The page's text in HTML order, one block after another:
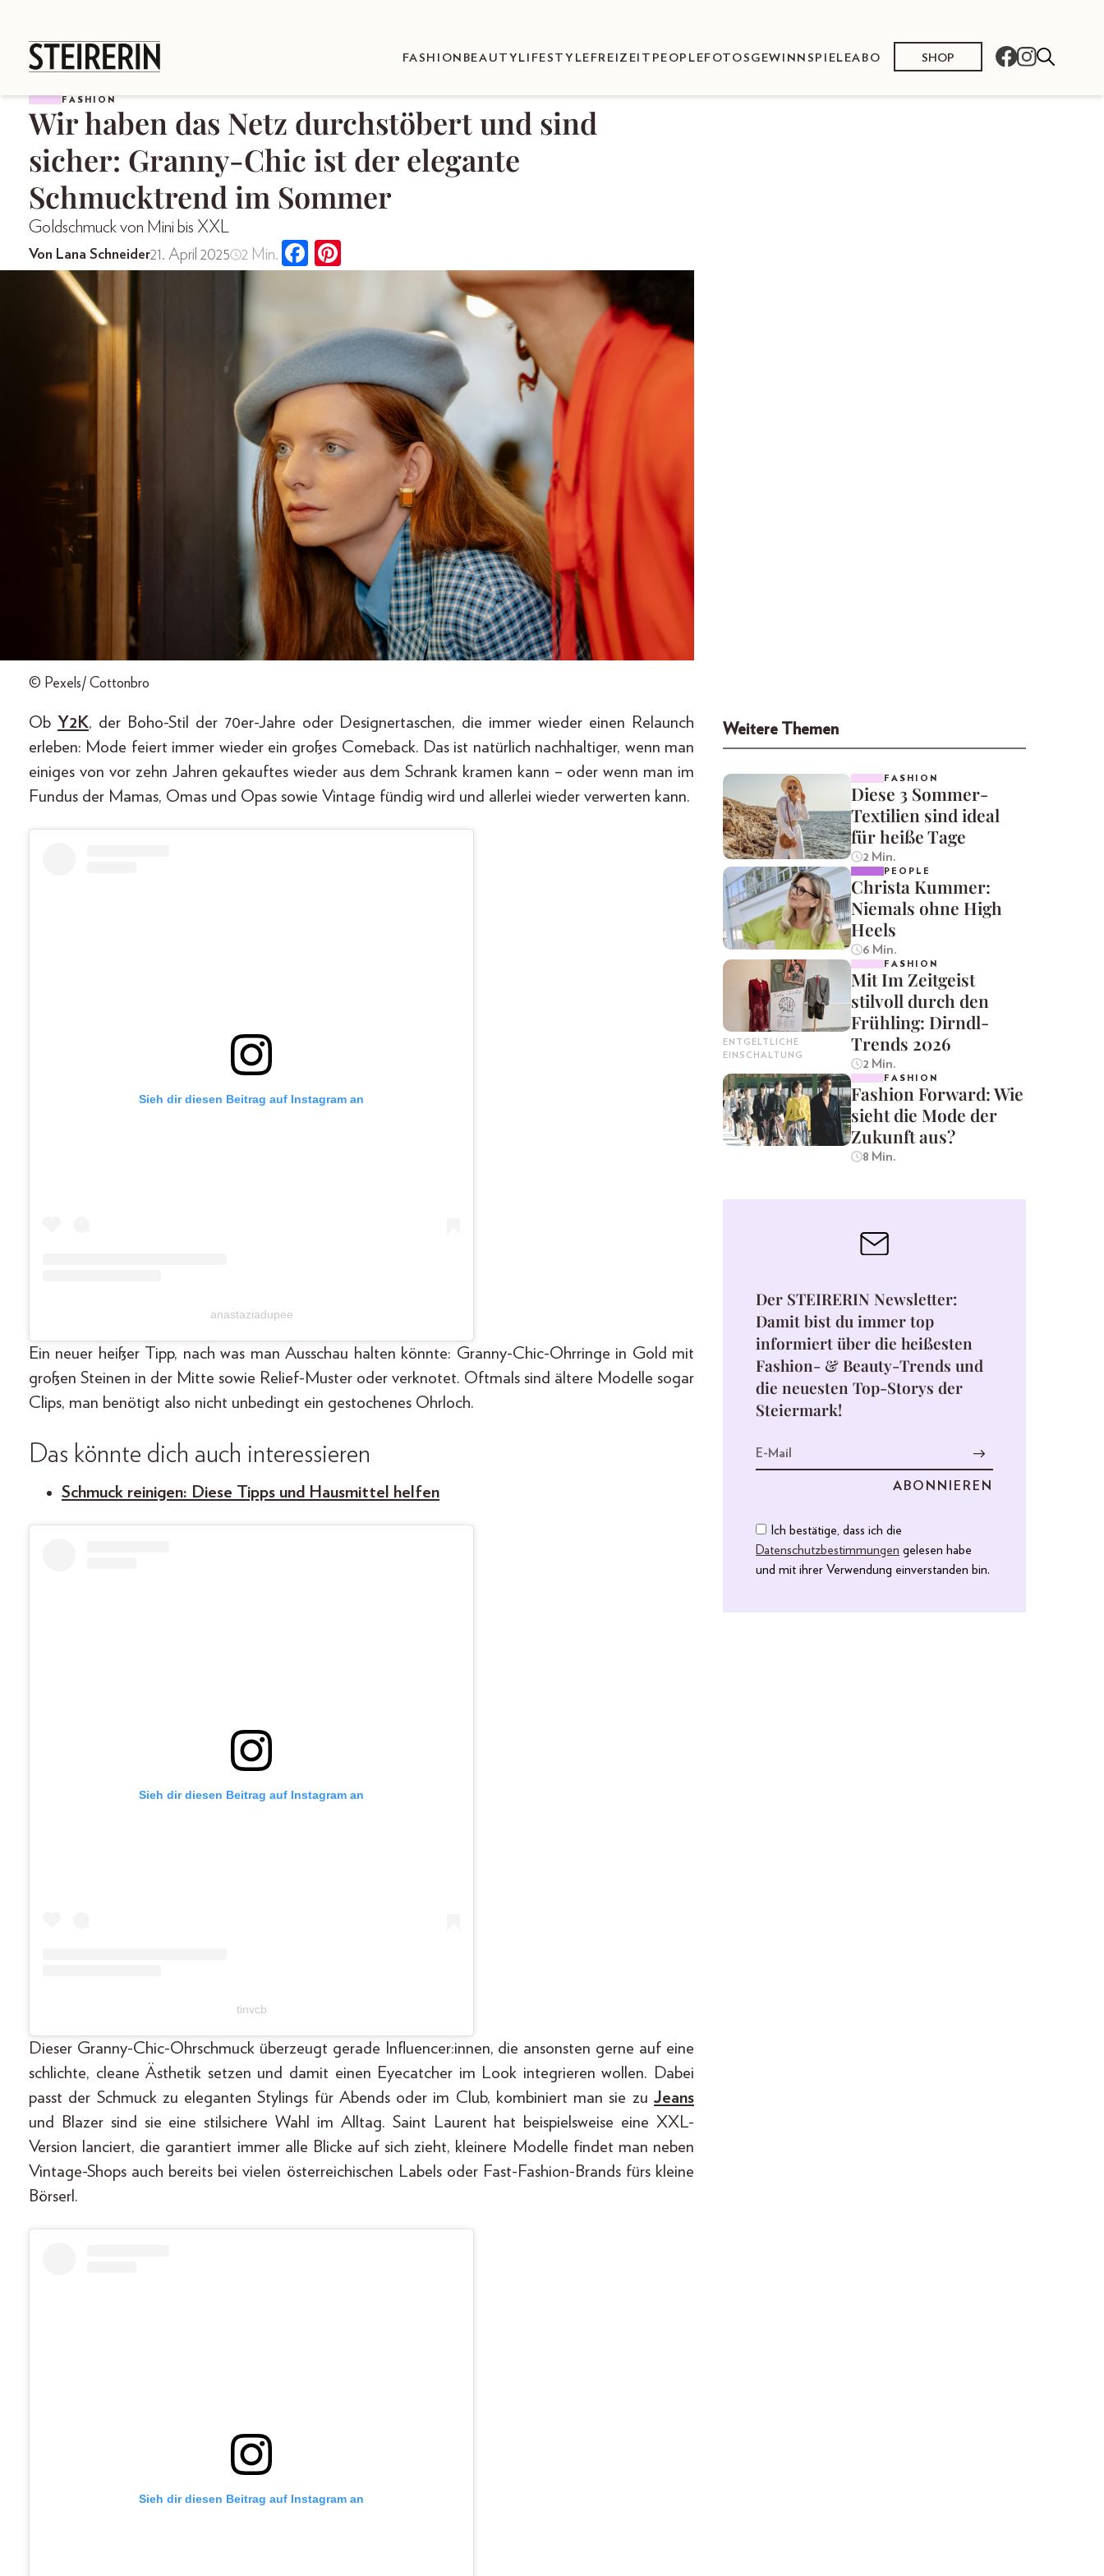
FASHION BEAUTY LIFESTYLE FREIZEIT PEOPLE FOTOS GEWINNSPIELEABO SHOP
FASHION
Wir haben das Netz durchstöbert und sind
sicher: Granny-Chic ist der elegante
Schmucktrend im Sommer
Goldschmuck von Mini bis XXL
Von Lana Schneider21. April 2025 2 Min.
© Pexels/ Cottonbro
Ob Y2K, der Boho-Stil der 70er-Jahre oder Designertaschen, die immer wieder einen Relaunch
erleben: Mode feiert immer wieder ein großes Comeback. Das ist natürlich nachhaltiger, wenn man
einiges von vor zehn Jahren gekauftes wieder aus dem Schrank kramen kann – oder wenn man im
Fundus der Mamas, Omas und Opas sowie Vintage fündig wird und allerlei wieder verwerten kann.
Sieh dir diesen Beitrag auf Instagram an
anastaziadupee
Ein neuer heißer Tipp, nach was man Ausschau halten könnte: Granny-Chic-Ohrringe in Gold mit
großen Steinen in der Mitte sowie Relief-Muster oder verknotet. Oftmals sind ältere Modelle sogar
Clips, man benötigt also nicht unbedingt ein gestochenes Ohrloch.
Das könnte dich auch interessieren
Schmuck reinigen: Diese Tipps und Hausmittel helfen
Sieh dir diesen Beitrag auf Instagram an
tinvcb
Dieser Granny-Chic-Ohrschmuck überzeugt gerade Influencer:innen, die ansonsten gerne auf eine
schlichte, cleane Ästhetik setzen und damit einen Eyecatcher im Look integrieren wollen. Dabei
passt der Schmuck zu eleganten Stylings für Abends oder im Club, kombiniert man sie zu Jeans
und Blazer sind sie eine stilsichere Wahl im Alltag. Saint Laurent hat beispielsweise eine XXL-
Version lanciert, die garantiert immer alle Blicke auf sich zieht, kleinere Modelle findet man neben
Vintage-Shops auch bereits bei vielen österreichischen Labels oder Fast-Fashion-Brands fürs kleine
Börserl.
Sieh dir diesen Beitrag auf Instagram an
Weitere Themen
FASHION
Diese 3 Sommer-
Textilien sind ideal
für heiße Tage
2 Min.
PEOPLE
Christa Kummer:
Niemals ohne High
Heels
6 Min.
ENTGELTLICHE
EINSCHALTUNG
FASHION
Mit Im Zeitgeist
stilvoll durch den
Frühling: Dirndl-
Trends 2026
2 Min.
FASHION
Fashion Forward: Wie
sieht die Mode der
Zukunft aus?
8 Min.
Der STEIRERIN Newsletter:
Damit bist du immer top
informiert über die heißesten
Fashion- & Beauty-Trends und
die neuesten Top-Storys der
Steiermark!
Ich bestätige, dass ich die
Datenschutzbestimmungen gelesen habe
und mit ihrer Verwendung einverstanden bin.